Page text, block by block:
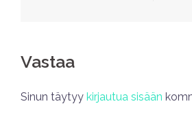
Vastaa
Sinun täytyy kirjautua sisään